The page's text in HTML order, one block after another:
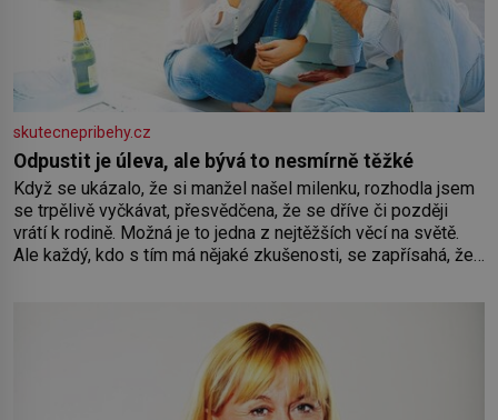
skutecnepribehy.cz
Odpustit je úleva, ale bývá to nesmírně těžké
Když se ukázalo, že si manžel našel milenku, rozhodla jsem
se trpělivě vyčkávat, přesvědčena, že se dříve či později
vrátí k rodině. Možná je to jedna z nejtěžších věcí na světě.
Ale každý, kdo s tím má nějaké zkušenosti, se zapřísahá, že